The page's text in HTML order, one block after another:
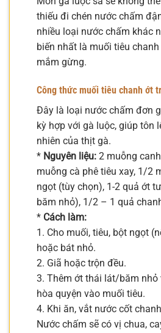
thiếu đi chén nước chấm
nhiều loại nước chấm khác
biến nhất là muối tiêu
mắm gừng.
Công thức muối tiêu chanh ớt
Đây là loại nước chấm đơn
kỳ hợp với gà luộc, giúp tôn
nhiên của thịt gà.
* Nguyên liệu: 2 muỗng
muỗng cà phê tiêu xay, 1/2
ngọt (tùy chọn), 1-2 quả ớt
băm nhỏ), 1/2 – 1 quả
* Cách làm:
1. Cho muối, tiêu, bột ngọt
hoặc bát nhỏ.
2. Giã hoặc trộn đều.
3. Thêm ớt thái lát/băm nhỏ
hòa quyện vào muối tiêu.
4. Khi ăn, vắt nước cốt
Nước chấm sẽ có vị chua,